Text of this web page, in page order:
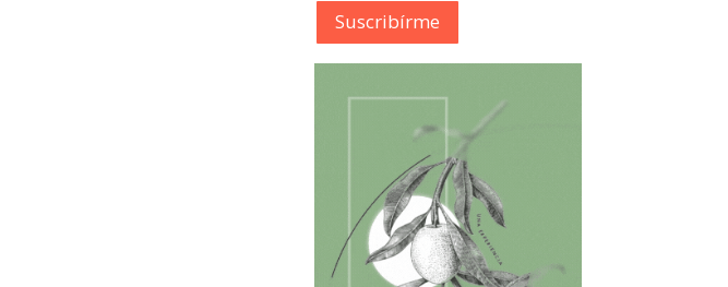
Suscribírme